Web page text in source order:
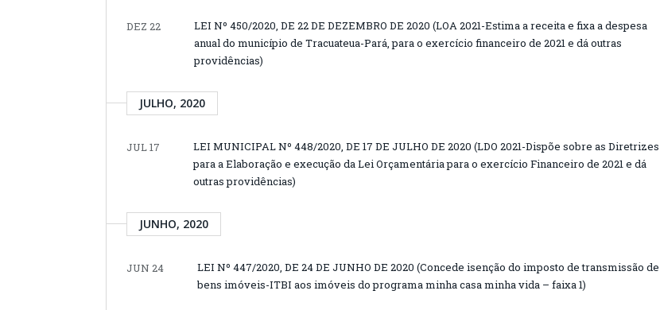
DEZ 22
LEI Nº 450/2020, DE 22 DE DEZEMBRO DE 2020 (LOA 2021-Estima a receita e fixa a despesa
anual do município de Tracuateua-Pará, para o exercício financeiro de 2021 e dá outras
providências)
JULHO, 2020
JUL 17
LEI MUNICIPAL Nº 448/2020, DE 17 DE JULHO DE 2020 (LDO 2021-Dispõe sobre as Diretrizes
para a Elaboração e execução da Lei Orçamentária para o exercício Financeiro de 2021 e dá
outras providências)
JUNHO, 2020
JUN 24
LEI Nº 447/2020, DE 24 DE JUNHO DE 2020 (Concede isenção do imposto de transmissão de
bens imóveis-ITBI aos imóveis do programa minha casa minha vida – faixa 1)